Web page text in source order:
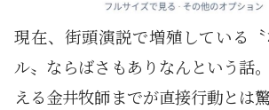
現在、街頭演説で増殖している
ル〟ならばさもありなんという話
える金井牧師までが直接行動とは